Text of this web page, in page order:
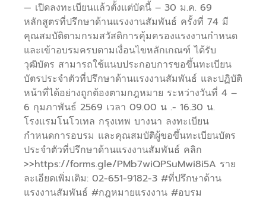
— เปิดลงทะเบียนแล้วตั้งแต่บัดนี้ – 30 ม.ค. 69
หลักสูตรที่ปรึกษาด้านแรงงานสัมพันธ์ ครั้งที่ 74 มี
คุณสมบัติตามกรมสวัสดิการคุ้มครองแรงงานกำหนด
และเข้าอบรมครบตามเงื่อนไขหลักเกณฑ์ ได้รับ
วุฒิบัตร สามารถใช้แนบประกอบการขอขึ้นทะเบียน
บัตรประจำตัวที่ปรึกษาด้านแรงงานสัมพันธ์ และปฏิบัติ
หน้าที่ได้อย่างถูกต้องตามกฎหมาย ระหว่างวันที่ 4 –
6 กุมภาพันธ์ 2569 เวลา 09.00 น .- 16.30 น.
โรงแรมโนโวเทล กรุงเทพ บางนา ลงทะเบียน
กำหนดการอบรม และคุณสมบัติผู้ขอขึ้นทะเบียนบัตร
ประจำตัวที่ปรึกษาด้านแรงงานสัมพันธ์ คลิก
>>https://forms.gle/PMb7wiQPSuMwi8i5A ราย
ละเอียดเพิ่มเติม: 02-651-9182-3 #ที่ปรึกษาด้าน
แรงงานสัมพันธ์ #กฎหมายแรงงาน #อบรม